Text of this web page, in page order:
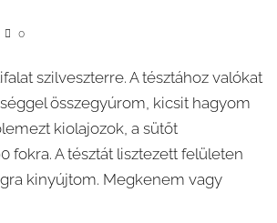
0
szilveszterre. A tésztához valókat
összegyúrom, kicsit hagyom
kiolajozok, a sütőt
fokra. A tésztát lisztezett felületen
kinyújtom. Megkenem vagy